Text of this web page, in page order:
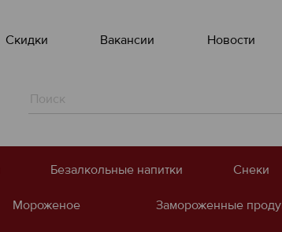
Скидки Вакансии Новости
Безалкольные напитки Снеки
Мороженое Замороженные